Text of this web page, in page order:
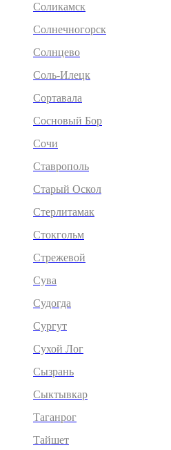
Соликамск
Солнечногорск
Солнцево
Соль-Илецк
Сортавала
Сосновый Бор
Сочи
Ставрополь
Старый Оскол
Стерлитамак
Стокгольм
Стрежевой
Сува
Судогда
Сургут
Сухой Лог
Сызрань
Сыктывкар
Таганрог
Тайшет